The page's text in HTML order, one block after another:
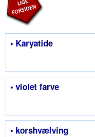
• Karyatide
• violet farve
• korshvælving